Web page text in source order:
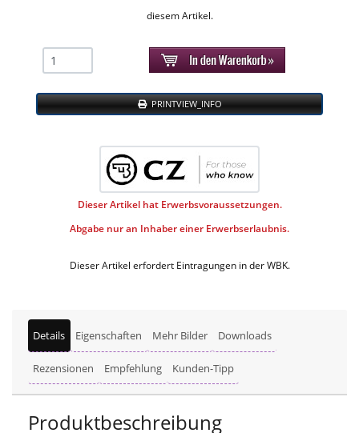
diesem Artikel.
PRINTVIEW_INFO
Dieser Artikel hat Erwerbsvoraussetzungen.
Abgabe nur an Inhaber einer Erwerbserlaubnis.
Dieser Artikel erfordert Eintragungen in der WBK.
Details Eigenschaften Mehr Bilder Downloads
Rezensionen Empfehlung Kunden-Tipp
Produktbeschreibung